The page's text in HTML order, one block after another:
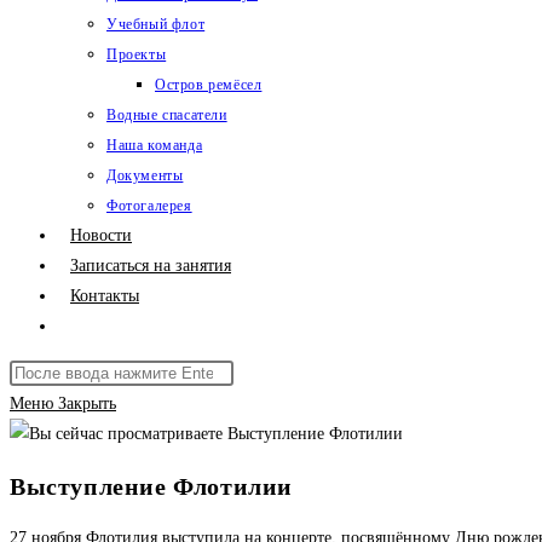
Учебный флот
Проекты
Остров ремёсел
Водные спасатели
Наша команда
Документы
Фотогалерея
Новости
Записаться на занятия
Контакты
по
веб-
Поиск
на
сайте
Меню Закрыть
Выступление Флотилии
27 ноября Флотилия выступила на концерте, посвящённому Дню